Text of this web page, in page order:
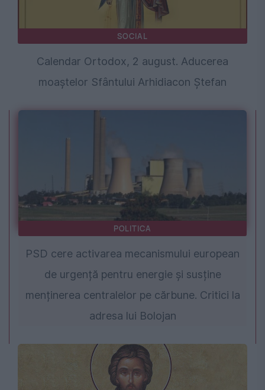
SOCIAL
Calendar Ortodox, 2 august. Aducerea
moaștelor Sfântului Arhidiacon Ștefan
POLITICA
PSD cere activarea mecanismului european
de urgență pentru energie și susține
menținerea centralelor pe cărbune. Critici la
adresa lui Bolojan